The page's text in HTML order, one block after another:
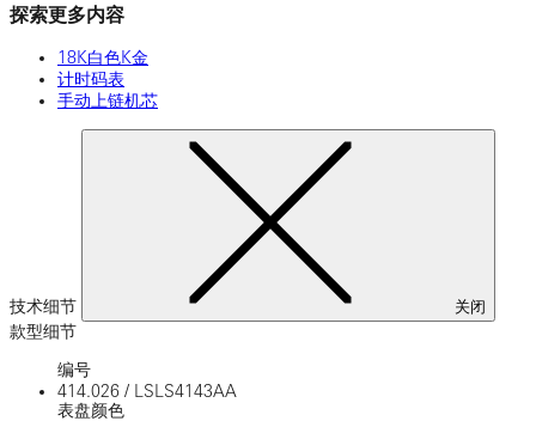
探索更多内容
18K白色K金
计时码表
手动上链机芯
技术细节 关闭
款型细节
编号
414.026 /
LSLS4143AA
表盘颜色